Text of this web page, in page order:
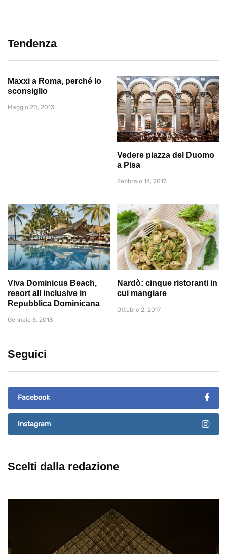
Tendenza
Maxxi a Roma, perché lo
sconsiglio
Maggio 20, 2013
Vedere piazza del Duomo
a Pisa
Febbraio 14, 2017
Viva Dominicus Beach,
resort all inclusive in
Repubblica Dominicana
Gennaio 5, 2018
Nardò: cinque ristoranti in
cui mangiare
Ottobre 2, 2017
Seguici
Facebook
Instagram
Scelti dalla redazione